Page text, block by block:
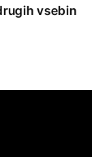
vsebin